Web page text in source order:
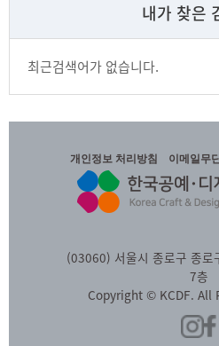
내가 찾은
최근검색어가 없습니다.
개인정보 처리방침 이메일무
(03060) 서울시 종로구 종로
7층
Copyright © KCDF. All